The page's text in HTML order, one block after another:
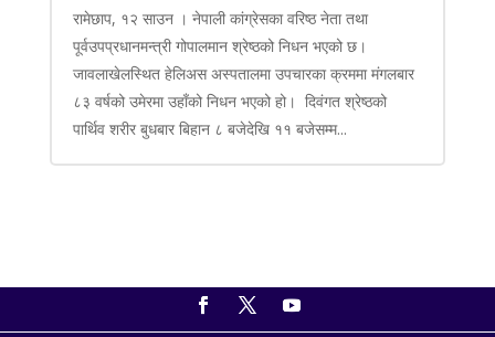
रामेछाप, १२ साउन । नेपाली कांग्रेसका वरिष्ठ नेता तथा
पूर्वउपप्रधानमन्त्री गोपालमान श्रेष्ठको निधन भएको छ।
जावलाखेलस्थित हेलिअस अस्पतालमा उपचारका क्रममा मंगलबार
८३ वर्षको उमेरमा उहाँको निधन भएको हो। दिवंगत श्रेष्ठको
पार्थिव शरीर बुधबार बिहान ८ बजेदेखि ११ बजेसम्म...